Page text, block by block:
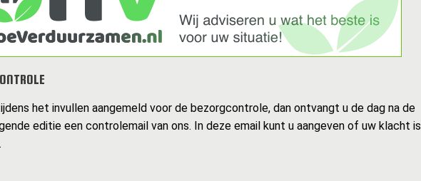
het invullen aangemeld voor de bezorgcontrole, dan ontvangt u de dag na de
editie een controlemail van ons. In deze email kunt u aangeven of uw klacht is